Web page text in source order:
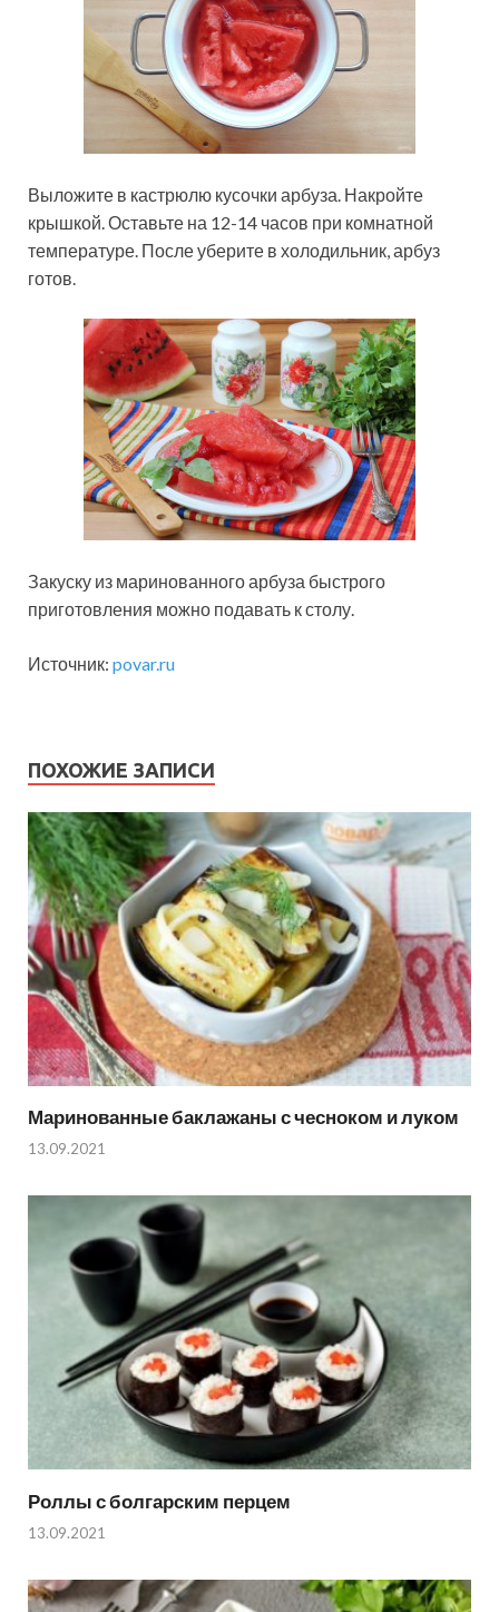
Выложите в кастрюлю кусочки арбуза. Накройте
крышкой. Оставьте на 12-14 часов при комнатной
температуре. После уберите в холодильник, арбуз
готов.
Закуску из маринованного арбуза быстрого
приготовления можно подавать к столу.
Источник: povar.ru
ПОХОЖИЕ ЗАПИСИ
Маринованные баклажаны с чесноком и луком
13.09.2021
Роллы с болгарским перцем
13.09.2021